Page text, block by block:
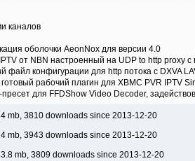
каналов
оболочки AeonNox для версии 4.0
от NBN настроенный на UDP to http proxy
файл конфигурации для http потока с DXVA
рабочий плагин для XBMC PVR IPTV
пресет для FFDShow Video Decoder,
4 mb, 3810 downloads since 2013-12-20
4 mb, 3943 downloads since 2013-12-20
3.8 mb, 3809 downloads since 2013-12-20